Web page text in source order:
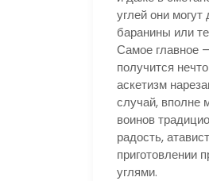
углей они
баранины или
Самое главное
получится
аскетизм
случай, вполне
воинов
радость,
приготовлении
углями.